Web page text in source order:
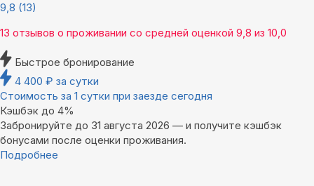
9,8 (13)
13 отзывов о проживании со средней оценкой 9,8 из 10,0
Быстрое бронирование
4 400 ₽ за сутки
Стоимость за 1 сутки при заезде сегодня
Кэшбэк до 4%
Забронируйте до 31 августа 2026 — и получите кэшбэк
бонусами после оценки проживания.
Подробнее